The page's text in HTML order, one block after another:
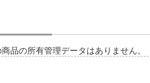
品の所有管理データはありません。